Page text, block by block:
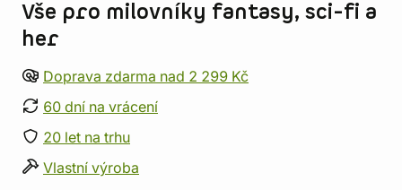
Vše pro milovníky fantasy, sci-fi a
her
Doprava zdarma nad 2 299 Kč
60 dní na vrácení
20 let na trhu
Vlastní výroba